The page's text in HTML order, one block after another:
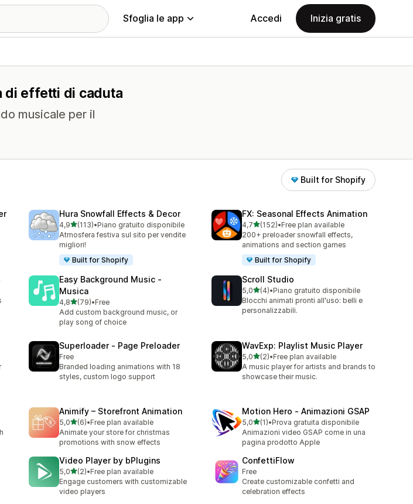
Sfoglia le app Accedi Inizia gratis
di effetti di caduta
musicale per il
Built for Shopify
Hura Snowfall Effects & Decor
4,9stelle su 5
(113)
113 recensioni totali
•Piano gratuito disponibile
Atmosfera festiva sul sito per vendite
migliori!
Built for Shopify
FX: Seasonal Effects Animation
4,7stelle su 5
(152)
152 recensioni totali
•Free plan available
200+ preloader snowfall effects,
animations and section games
Built for Shopify
Easy Background Music ‑
Musica
4,8stelle su 5
(79)
79 recensioni totali
•Free
Add custom background music, or
play song of choice
Scroll Studio
5,0stelle su 5
(4)
4 recensioni totali
•Piano gratuito disponibile
Blocchi animati pronti all'uso: belli e
personalizzabili.
Superloader ‑ Page Preloader
Free
Branded loading animations with 18
styles, custom logo support
WavExp: Playlist Music Player
5,0stelle su 5
(2)
2 recensioni totali
•Free plan available
A music player for artists and brands to
showcase their music.
Animify – Storefront Animation
5,0stelle su 5
(6)
6 recensioni totali
•Free plan available
Animate your store for christmas
promotions with snow effects
Motion Hero ‑ Animazioni GSAP
5,0stelle su 5
(1)
1 recensioni totali
•Prova gratuita disponibile
Animazioni video GSAP come in una
pagina prodotto Apple
Video Player by bPlugins
5,0stelle su 5
(2)
2 recensioni totali
•Free plan available
Engage customers with customizable
video players
ConfettiFlow
Free
Create customizable confetti and
celebration effects